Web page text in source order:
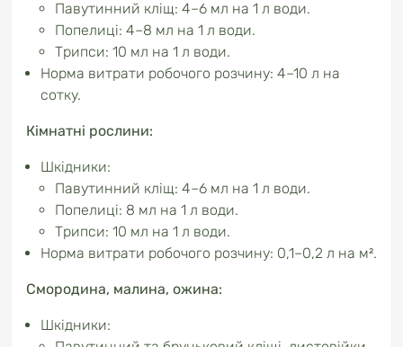
Павутинний кліщ: 4–6 мл на 1 л води.
Попелиці: 4–8 мл на 1 л води.
Трипси: 10 мл на 1 л води.
Норма витрати робочого розчину: 4–10 л на
сотку.
Кімнатні рослини:
Шкідники:
Павутинний кліщ: 4–6 мл на 1 л води.
Попелиці: 8 мл на 1 л води.
Трипси: 10 мл на 1 л води.
Норма витрати робочого розчину: 0,1–0,2 л на м².
Смородина, малина, ожина:
Шкідники: